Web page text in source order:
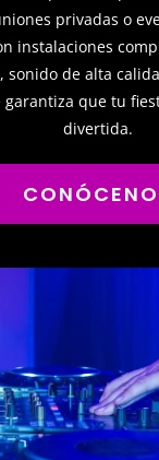
privadas o
instalaciones
sonido de alta
garantiza que tu
divertida.